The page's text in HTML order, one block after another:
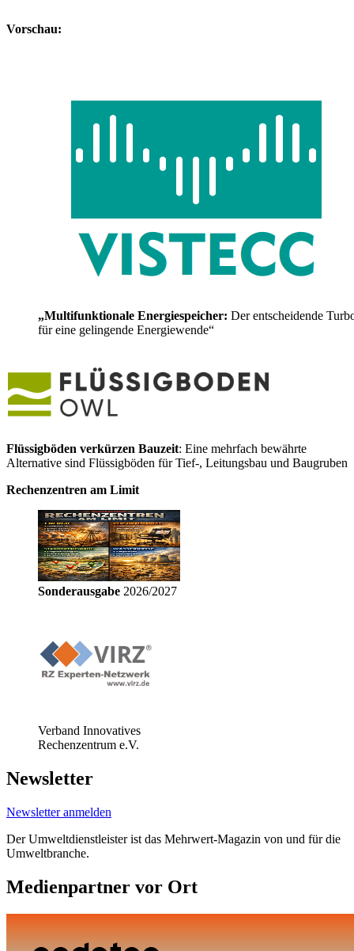
Vorschau:
„Multifunktionale Energiespeicher: Der entscheidende
für eine gelingende Energiewende“
Flüssigböden verkürzen Bauzeit: Eine mehrfach bewährte
Alternative sind Flüssigböden für Tief-, Leitungsbau und Baugruben
Rechenzentren am Limit
Sonderausgabe 2026/2027
Verband Innovatives
Rechenzentrum e.V.
Newsletter
Newsletter anmelden
Der Umweltdienstleister ist das Mehrwert-Magazin von und für die
Umweltbranche.
Medienpartner vor Ort